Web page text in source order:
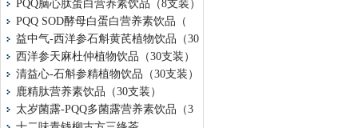
PQQ脑心肽蛋白营养素饮品（8支装）
PQQ SOD酵母白蛋白营养素饮品（
益中气-西洋参石斛黄芪植物饮品（30
西洋参天麻杜仲植物饮品（30支装）
清益心-石斛参精植物饮品（30支装）
鹿精肽营养素饮品（30支装）
太岁菌露-PQQ多菌露营养素饮品（3